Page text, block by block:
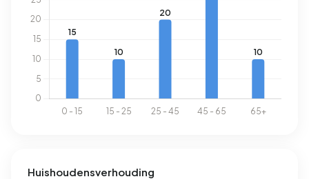
Huishoudensverhouding